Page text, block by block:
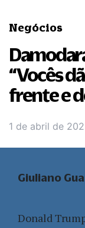
Negócios
“Vocês
frente e
1 de abril de
Donald
Giuliano